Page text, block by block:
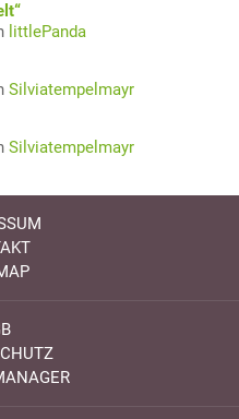
littlePanda
Silviatempelmayr
Silviatempelmayr